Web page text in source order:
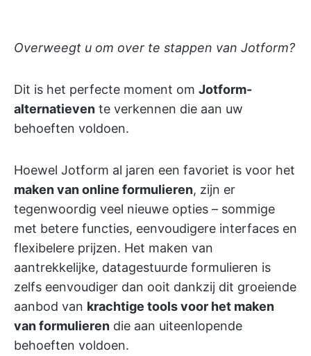
Overweegt u om over te stappen van Jotform?
Dit is het perfecte moment om Jotform-
alternatieven te verkennen die aan uw
behoeften voldoen.
Hoewel Jotform al jaren een favoriet is voor het
maken van online formulieren, zijn er
tegenwoordig veel nieuwe opties – sommige
met betere functies, eenvoudigere interfaces en
flexibelere prijzen. Het maken van
aantrekkelijke, datagestuurde formulieren is
zelfs eenvoudiger dan ooit dankzij dit groeiende
aanbod van krachtige tools voor het maken
van formulieren die aan uiteenlopende
behoeften voldoen.